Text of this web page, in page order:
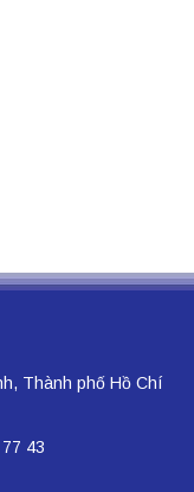
Thành phố Hồ Chí
43